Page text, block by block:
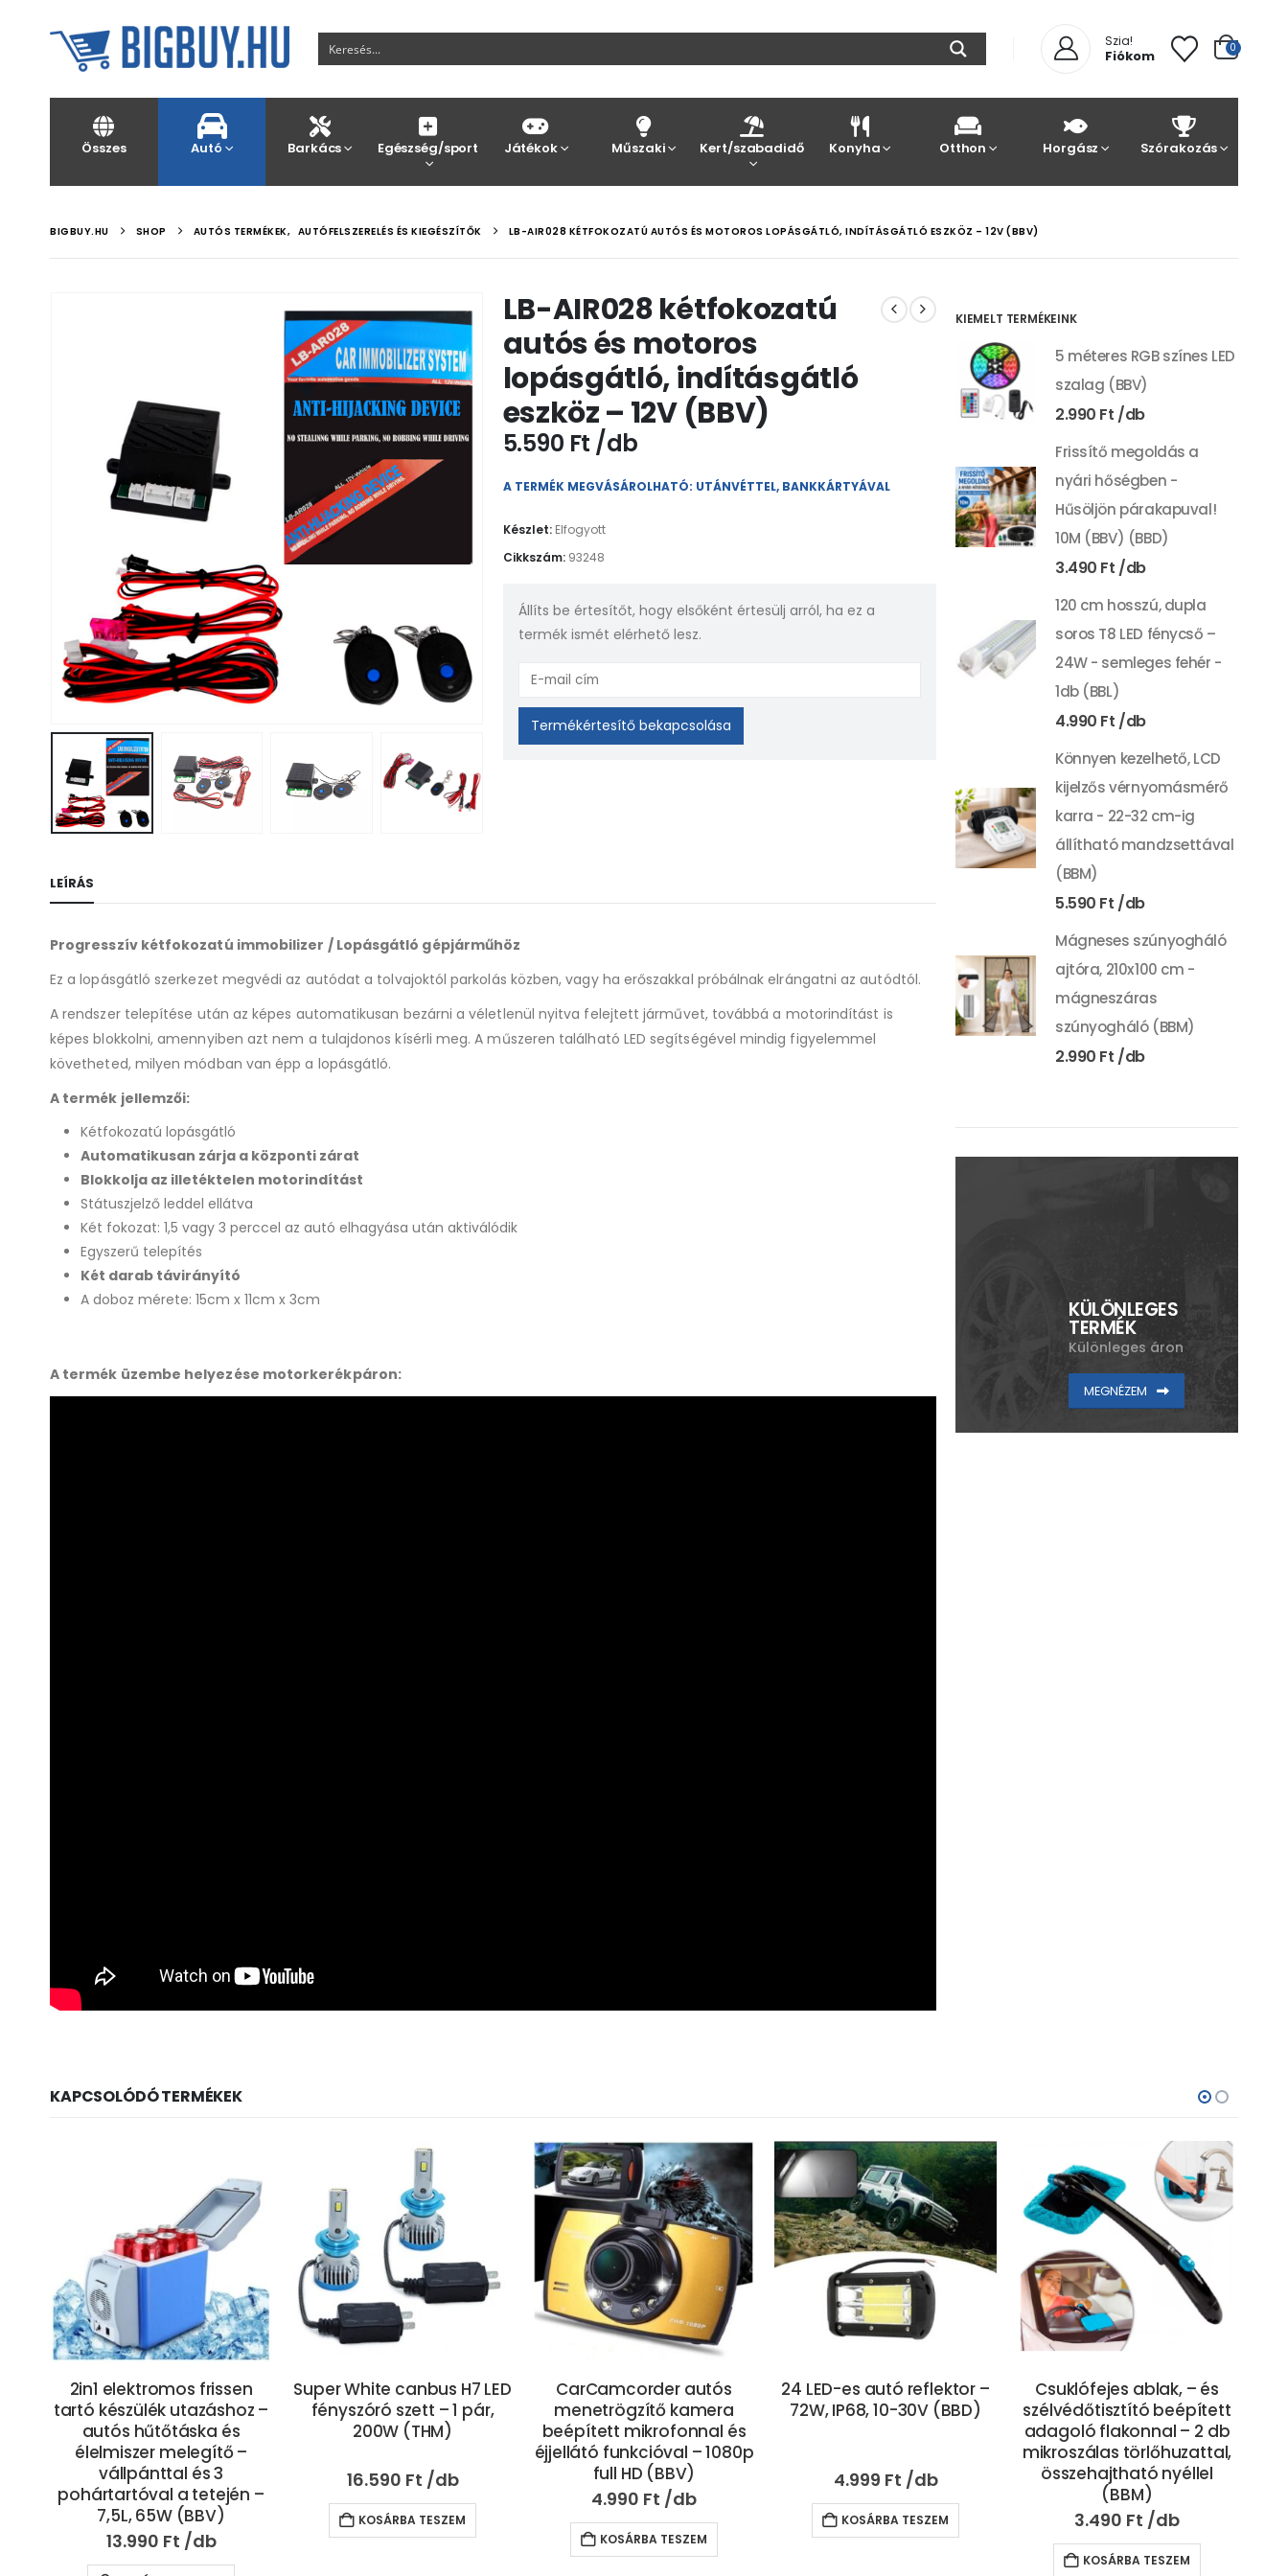
Szia!
Fiókom 0
Összes Autó Barkács Egészség/sport Játékok Műszaki Kert/szabadidő Konyha Otthon Horgász Szórakozás
BIGBUY.HU SHOP AUTÓS TERMÉKEK, AUTÓFELSZERELÉS ÉS KIEGÉSZÍTŐK LB-AIR028 KÉTFOKOZATÚ AUTÓS ÉS MOTOROS LOPÁSGÁTLÓ, INDÍTÁSGÁTLÓ ESZKÖZ – 12V (BBV)
LB-AIR028 kétfokozatú
autós és motoros
lopásgátló, indításgátló
eszköz – 12V (BBV)
5.590 Ft
A TERMÉK MEGVÁSÁROLHATÓ: UTÁNVÉTTEL, BANKKÁRTYÁVAL
Készlet: Elfogyott
Cikkszám: 93248
Állíts be értesítőt, hogy elsőként értesülj arról, ha ez a
termék ismét elérhető lesz.
Enter
email
address
Termékértesítő bekapcsolása
LEÍRÁS
Progresszív kétfokozatú immobilizer / Lopásgátló gépjárműhöz
Ez a lopásgátló szerkezet megvédi az autódat a tolvajoktól parkolás közben, vagy ha erőszakkal próbálnak elrángatni az autódtól.
A rendszer telepítése után az képes automatikusan bezárni a véletlenül nyitva felejtett járművet, továbbá a motorindítást is
képes blokkolni, amennyiben azt nem a tulajdonos kísérli meg. A műszeren található LED segítségével mindig figyelemmel
követheted, milyen módban van épp a lopásgátló.
A termék jellemzői:
Kétfokozatú lopásgátló
Automatikusan zárja a központi zárat
Blokkolja az illetéktelen motorindítást
Státuszjelző leddel ellátva
Két fokozat: 1,5 vagy 3 perccel az autó elhagyása után aktiválódik
Egyszerű telepítés
Két darab távirányító
A doboz mérete: 15cm x 11cm x 3cm
A termék üzembe helyezése motorkerékpáron:
KIEMELT TERMÉKEINK
5 méteres RGB színes LED
szalag (BBV)
2.990 Ft
Frissítő megoldás a
nyári hőségben -
Hűsöljön párakapuval!
10M (BBV) (BBD)
3.490 Ft
120 cm hosszú, dupla
soros T8 LED fénycső –
24W - semleges fehér -
1db (BBL)
4.990 Ft
Könnyen kezelhető, LCD
kijelzős vérnyomásmérő
karra - 22-32 cm-ig
állítható mandzsettával
(BBM)
5.590 Ft
Mágneses szúnyogháló
ajtóra, 210x100 cm -
mágneszáras
szúnyogháló (BBM)
2.990 Ft
KÜLÖNLEGES
TERMÉK
Különleges áron
MEGNÉZEM
KAPCSOLÓDÓ TERMÉKEK
2in1 elektromos frissen
tartó készülék utazáshoz –
autós hűtőtáska és
élelmiszer melegítő –
vállpánttal és 3
pohártartóval a tetején –
7,5L, 65W (BBV)
13.990 Ft
Super White canbus H7 LED
fényszóró szett – 1 pár,
200W (THM)
16.590 Ft
KOSÁRBA TESZEM
CarCamcorder autós
menetrögzítő kamera
beépített mikrofonnal és
éjjellátó funkcióval – 1080p
full HD (BBV)
4.990 Ft
KOSÁRBA TESZEM
24 LED-es autó reflektor –
72W, IP68, 10-30V (BBD)
4.999 Ft
KOSÁRBA TESZEM
Csuklófejes ablak, – és
szélvédőtisztító beépített
adagoló flakonnal – 2 db
mikroszálas törlőhuzattal,
összehajtható nyéllel
(BBM)
3.490 Ft
KOSÁRBA TESZEM